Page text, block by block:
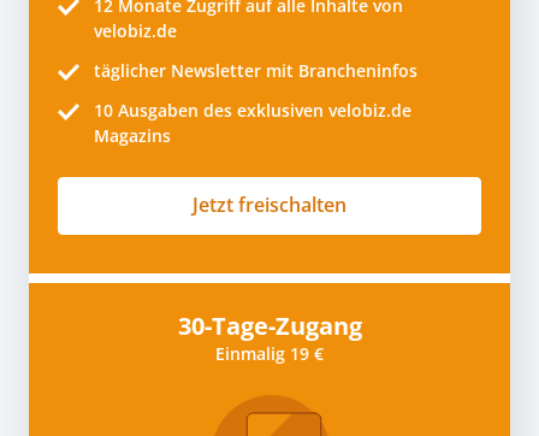
12 Monate Zugriff auf alle Inhalte von
velobiz.de
täglicher Newsletter mit Brancheninfos
10 Ausgaben des exklusiven velobiz.de
Magazins
Jetzt freischalten
30-Tage-Zugang
Einmalig 19 €